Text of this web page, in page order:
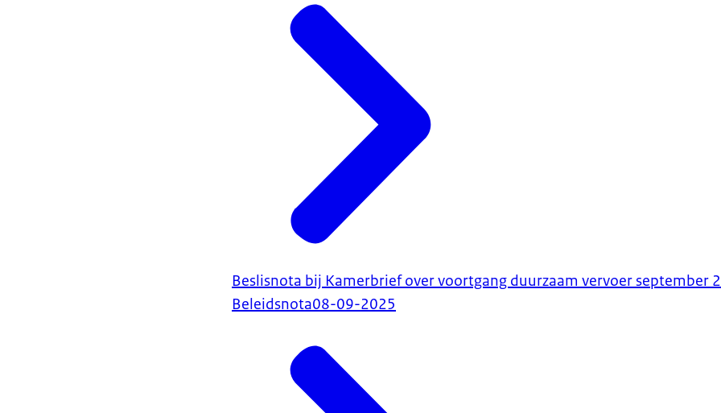
Beslisnota bij Kamerbrief over voortgang duurzaam vervoer september
Beleidsnota08-09-2025